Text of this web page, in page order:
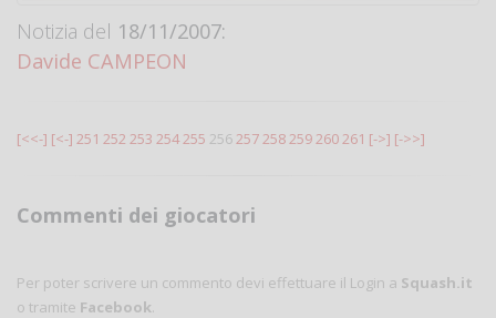
Notizia del 18/11/2007:
Davide CAMPEON
[<<-] [<-] 251 252 253 254255 256257258259260261 [->] [->>]
Commenti dei giocatori
Per poter scrivere un commento devi effettuare il Login a Squash.it
o tramite Facebook.